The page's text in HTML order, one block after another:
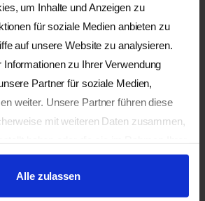
um Inhalte und Anzeigen zu
für soziale Medien anbieten zu
auf unsere Website zu analysieren.
zu Ihrer Verwendung
Partner für soziale Medien,
weiter. Unsere Partner führen diese
mit weiteren Daten zusammen,
haben.
Alle zulassen
– 07:45 Meditation, 09:00 -
- 18:00 Uhr
– 07:45 Meditation, 09:00 -
für AnfängerInnen wie